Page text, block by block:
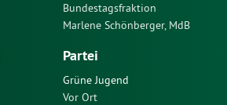
Bundestagsfraktion
Marlene Schönberger, MdB
Partei
Grüne Jugend
Vor Ort